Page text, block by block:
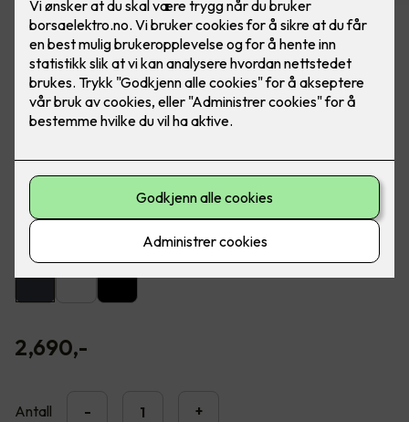
Artes veggarmatur grafitt
Lekker utebelysning fra SG Armaturen. Ferdig
montert, utskifting av lampe.
innendørs montering på vegg.
2,690,-
Antall - +